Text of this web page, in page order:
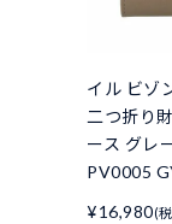
イル ビゾ
二つ折り
ース グレ
PV0005
¥16,980(